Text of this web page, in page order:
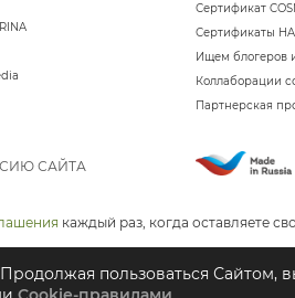
Сертификат
Сертификаты
Ищем блогеров
Коллаборации
Партнерская
САЙТА
каждый раз, когда оставляете
пользоваться Сайтом,